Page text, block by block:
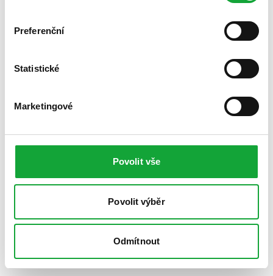
Preferenční
Statistické
Marketingové
Povolit vše
Povolit výběr
Odmítnout